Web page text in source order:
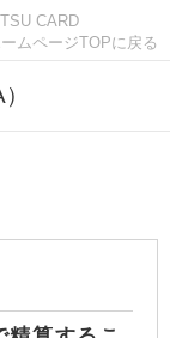
ムページTOPに戻る